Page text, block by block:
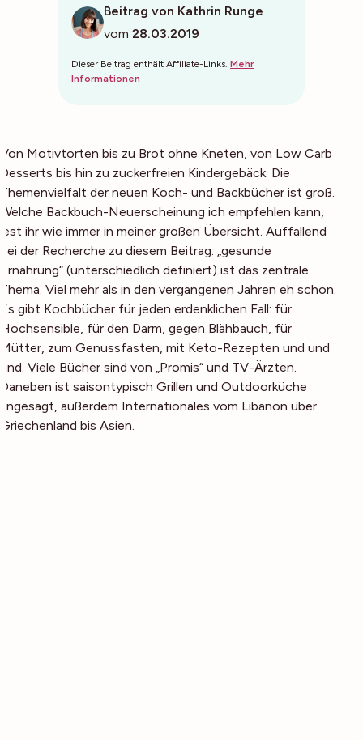
Beitrag von Kathrin Runge
vom 28.03.2019
Dieser Beitrag enthält Affiliate-Links. Mehr
Informationen
Von Motivtorten bis zu Brot ohne Kneten, von Low Carb
Desserts bis hin zu zuckerfreien Kindergebäck: Die
Themenvielfalt der neuen Koch- und Backbücher ist groß.
Welche Backbuch-Neuerscheinung ich empfehlen kann,
lest ihr wie immer in meiner großen Übersicht. Auffallend
bei der Recherche zu diesem Beitrag: „gesunde
Ernährung“ (unterschiedlich definiert) ist das zentrale
Thema. Viel mehr als in den vergangenen Jahren eh schon.
Es gibt Kochbücher für jeden erdenklichen Fall: für
Hochsensible, für den Darm, gegen Blähbauch, für
Mütter, zum Genussfasten, mit Keto-Rezepten und und
und. Viele Bücher sind von „Promis“ und TV-Ärzten.
Daneben ist saisontypisch Grillen und Outdoorküche
angesagt, außerdem Internationales vom Libanon über
Griechenland bis Asien.